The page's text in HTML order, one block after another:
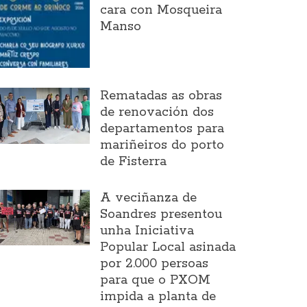
cara con Mosqueira
Manso
Rematadas as obras
de renovación dos
departamentos para
mariñeiros do porto
de Fisterra
A veciñanza de
Soandres presentou
unha Iniciativa
Popular Local asinada
por 2.000 persoas
para que o PXOM
impida a planta de